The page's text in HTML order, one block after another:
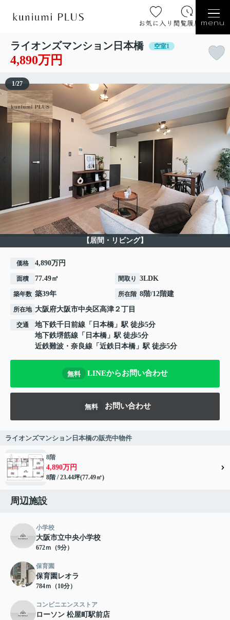
お気に入り 閲覧履歴 menu
ライオンズマンション日本橋 空室1
4,890万円
【居間・リビング】
1/27
価格 4,890万円
面積 77.49㎡ 間取り 3LDK
築年数 築39年 所在階 8階/12階建
所在地 大阪府大阪市中央区高津 ２丁目
交通 地下鉄千日前線 「 日本橋 」駅 徒歩5分
地下鉄堺筋線 「 日本橋 」駅 徒歩5分
近鉄難波・奈良線 「 近鉄日本橋 」駅 徒歩5分
無料 LINEからお問い合わせ
無料 お問い合わせ
ライオンズマンション日本橋の販売中物件
8階
4,890万円
8階 / 23.44坪(77.49㎡)
周辺施設
小学校
大阪市立中央小学校
672ｍ（9分）
保育園
保育園レオラ
784ｍ（10分）
コンビニエンスストア
ローソン 松屋町駅前店